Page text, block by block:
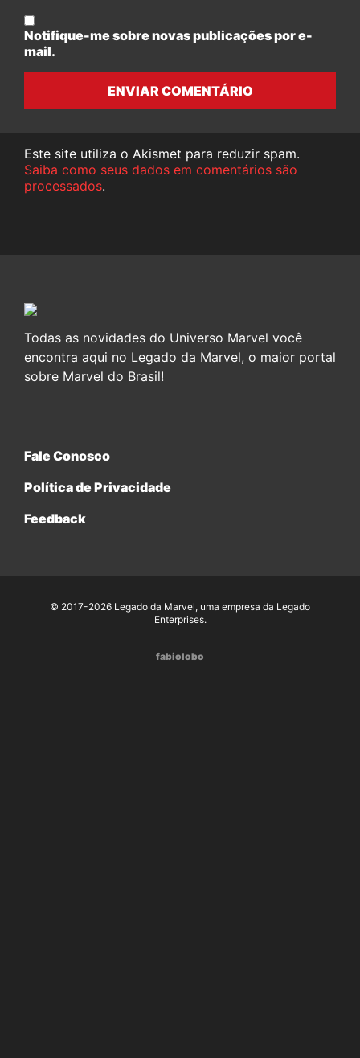
Notifique-me sobre novas publicações por e-
mail.
ENVIAR COMENTÁRIO
Este site utiliza o Akismet para reduzir spam.
Saiba como seus dados em comentários são
processados.
Todas as novidades do Universo Marvel você
encontra aqui no Legado da Marvel, o maior portal
sobre Marvel do Brasil!
Fale Conosco
Política de Privacidade
Feedback
© 2017-2026 Legado da Marvel, uma empresa da Legado
Enterprises.
fabiolobo